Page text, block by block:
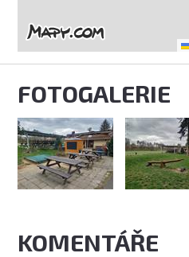
FOTOGALERIE
KOMENTÁŘE